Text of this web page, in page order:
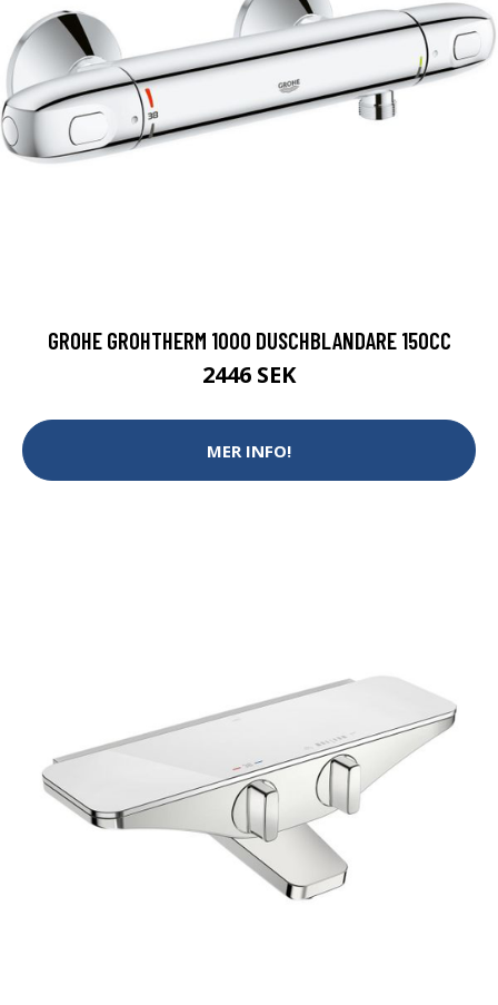
GROHE GROHTHERM 1000 DUSCHBLANDARE 150CC
2446 SEK
MER INFO!